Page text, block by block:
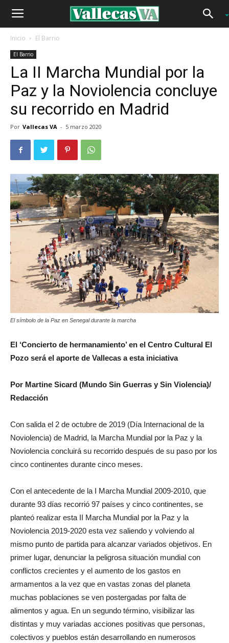
Inicio El Barrio
El Barrio
La II Marcha Mundial por la
Paz y la Noviolencia concluye
su recorrido en Madrid
Por Vallecas VA - 5 marzo 2020
El símbolo de la Paz en Senegal durante la marcha
El ‘Concierto de hermanamiento’ en el Centro Cultural El
Pozo será el aporte de Vallecas a esta iniciativa
Por Martine Sicard (Mundo Sin Guerras y Sin Violencia)/
Redacción
Con salida el 2 de octubre de 2019 (Día Internacional de la
Noviolencia) de Madrid, la Marcha Mundial por la Paz y la
Noviolencia concluirá su recorrido después de su paso por los
cinco continentes durante cinco meses.
Con el antecedente de la I Marcha Mundial 2009-2010, que
durante 93 días recorrió 97 países y cinco continentes, se
planteó realizar esta II Marcha Mundial por la Paz y la
Noviolencia 2019-2020 esta vez saliendo y volviendo al
mismo punto de partida para alcanzar variados objetivos. En
primer lugar, denunciar la peligrosa situación mundial con
conflictos crecientes y el aumento de los gastos en
armamentos a la vez que en vastas zonas del planeta
muchas poblaciones se ven postergadas por falta de
alimentos y agua. En un segundo término, visibilizar las
distintas y muy variadas acciones positivas que personas,
colectivos y pueblos están desarrollando en numerosos